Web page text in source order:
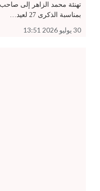
تهنئة محمد الزاهر إلى
بمناسبة الذكرى 27 لعيد…
30 يوليو 2026 13:51